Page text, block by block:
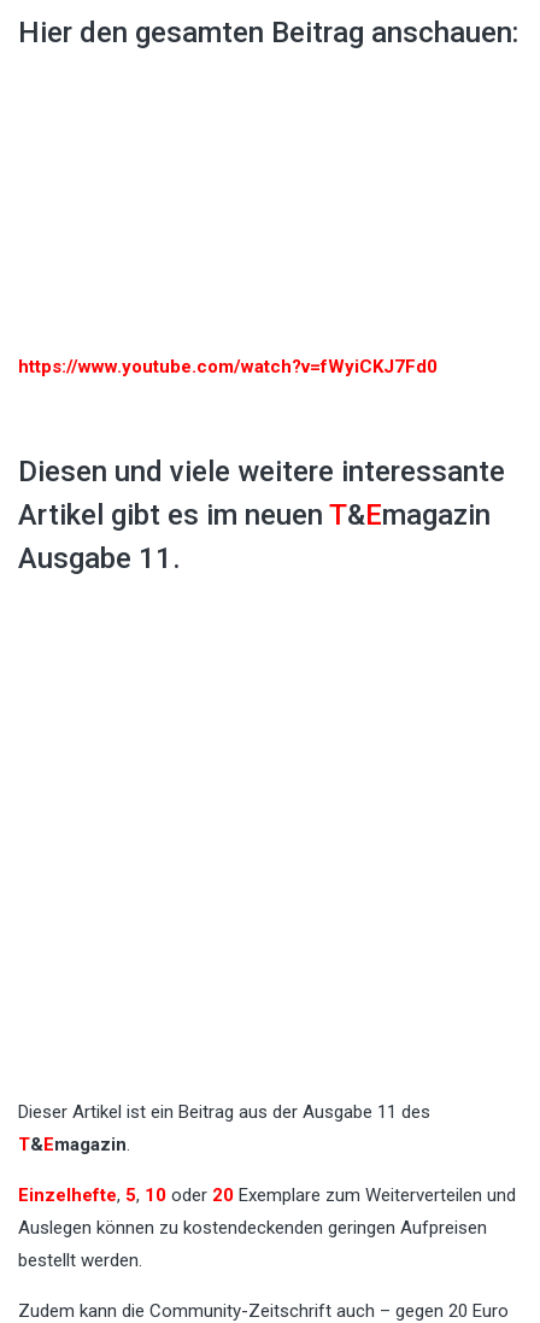
Hier den gesamten Beitrag anschauen:
https://www.youtube.com/watch?v=fWyiCKJ7Fd0
Diesen und viele weitere interessante
Artikel gibt es im neuen T&Emagazin
Ausgabe 11.
Dieser Artikel ist ein Beitrag aus der Ausgabe 11 des
T&Emagazin
Einzelhefte, 5, 10 oder 20 Exemplare zum Weiterverteilen und
Auslegen können zu kostendeckenden geringen Aufpreisen
bestellt werden.
Zudem kann die Community-Zeitschrift auch – gegen 20 Euro